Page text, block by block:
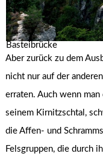
Basteibrücke
Aber zurück zu dem
nicht nur auf der
erraten. Auch wenn
seinem Kirnitzschtal,
die Affen- und
Felsgruppen, die durch